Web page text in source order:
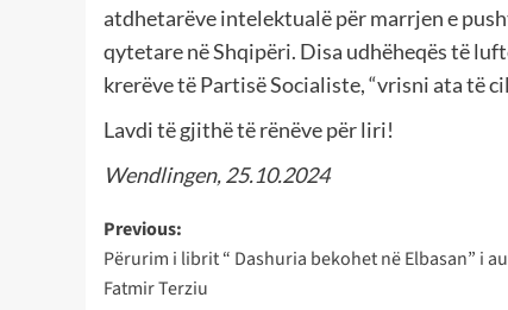
atdhetarëve intelektualë për marrjen e
qytetare në Shqipëri. Disa udhëheqës të
krerëve të Partisë Socialiste, “vrisni ata të
Lavdi të gjithë të rënëve për liri!
Wendlingen, 25.10.2024
Post
navigation
Previous:
Përurim i librit “ Dashuria bekohet në Elbasan” i
Fatmir Terziu